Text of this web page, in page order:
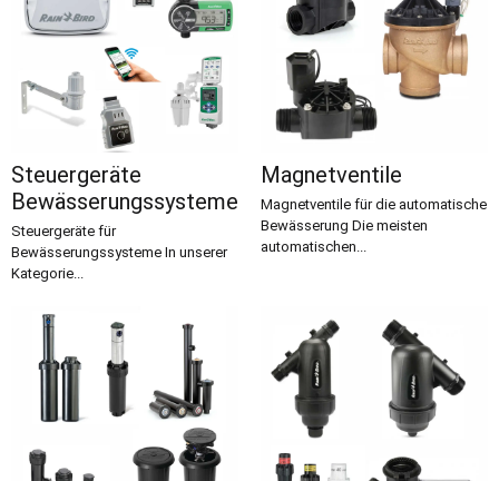
Steuergeräte
Bewässerungssysteme
Steuergeräte für
Bewässerungssysteme In unserer
Kategorie...
Magnetventile
Magnetventile für die automatische
Bewässerung Die meisten
automatischen...